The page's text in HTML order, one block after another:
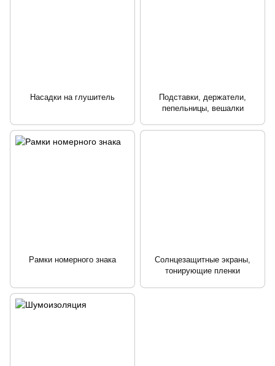
Насадки на глушитель
Подставки, держатели,
пепельницы, вешалки
Рамки номерного знака
Солнцезащитные экраны,
тонирующие пленки